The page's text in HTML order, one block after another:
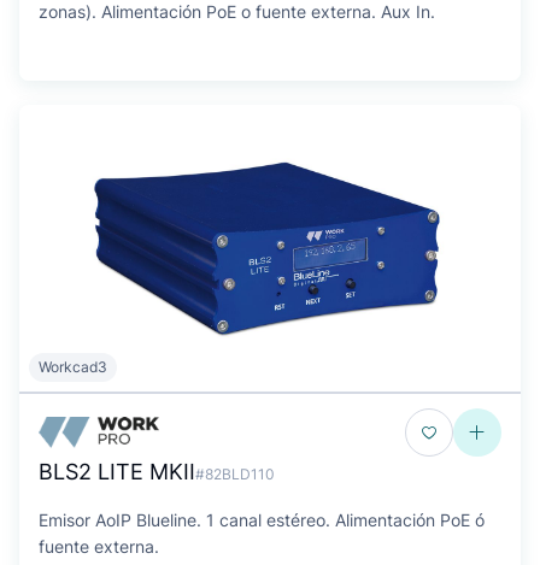
zonas). Alimentación PoE o fuente externa. Aux In.
Workcad3
BLS2 LITE MKII#82BLD110
Emisor AoIP Blueline. 1 canal estéreo. Alimentación PoE ó
fuente externa.